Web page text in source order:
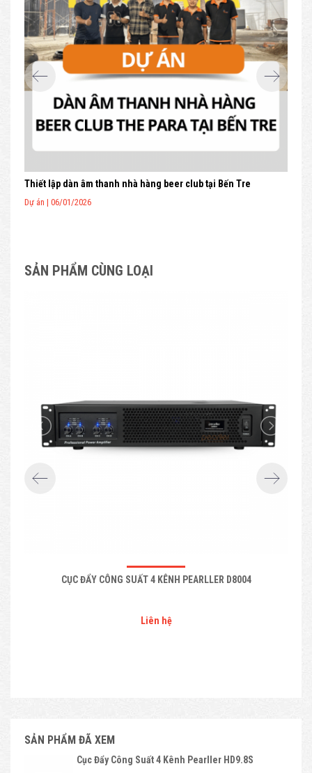
Thiết lập dàn âm thanh nhà hàng beer club tại Bến Tre
Dự án | 06/01/2026
SẢN PHẨM CÙNG LOẠI
CỤC ĐẨY CÔNG SUẤT 4 KÊNH PEARLLER D8004
Liên hệ
SẢN PHẨM ĐÃ XEM
Cục Đẩy Công Suất 4 Kênh Pearller HD9.8S